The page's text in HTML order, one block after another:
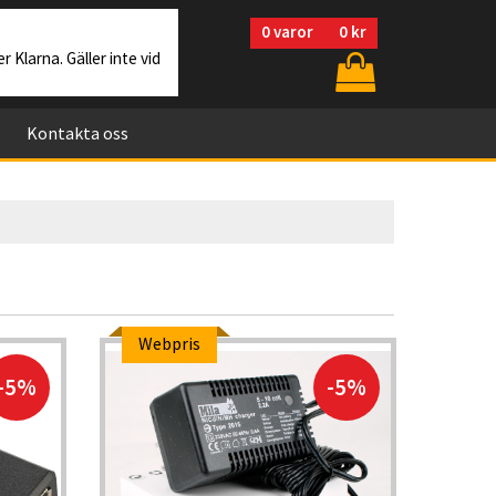
0varor 0 kr
Klarna. Gäller inte vid
Kontakta oss
5%
Webpris
-5%